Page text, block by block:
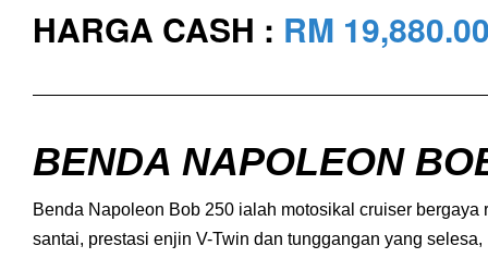
HARGA CASH : RM 19,880
BENDA NAPOLEON
Benda Napoleon Bob 250 ialah motosikal cruiser
santai, prestasi enjin V-Twin dan tunggangan yang